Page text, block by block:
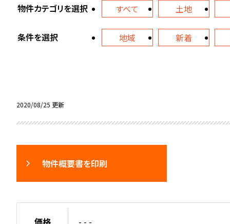
物件カテゴリを選択 すべて 土地
条件を選択 地域 新着
2020/08/25 更新
物件概要書を印刷
価格 - - -